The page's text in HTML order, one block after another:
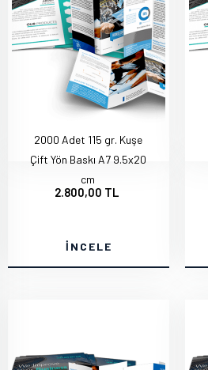
2000 Adet 115 gr. Kuşe
Çift Yön Baskı A7 9.5x20
cm
2.800,00 TL
İNCELE